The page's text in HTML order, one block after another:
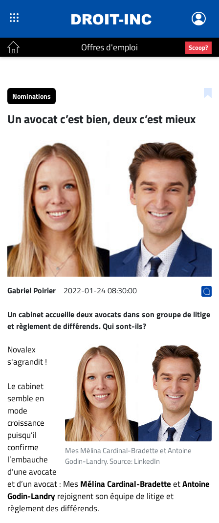
Offres d'emploi Scoop?
Accueil
Continu
Bureaux
Conseillers
Juridiques
Campus
Carrière
Archives
CARRIÈRE
ET
EMPLOIS
ET
JURISTES
Offres
d'emploi
Continue
Métiers
Scoop?
CABINETS
ET
ENTREPRISES
Espace
entreprises
Page
entreprises
Nominations
Un avocat c’est bien, deux c’est mieux
Gabriel Poirier 2022-01-24 08:30:00
Un cabinet accueille deux avocats dans son groupe de litige
et règlement de différends. Qui sont-ils?
Mes Mélina Cardinal-Bradette et Antoine
Godin-Landry. Source: LinkedIn
Novalex
s'agrandit !
Le cabinet
semble en
mode
croissance
puisqu’il
confirme
l’embauche
d’une avocate
et d’un avocat : MesMélina Cardinal-BradetteetAntoine
Godin-Landryrejoignent son équipe de litige et
règlement des différends.